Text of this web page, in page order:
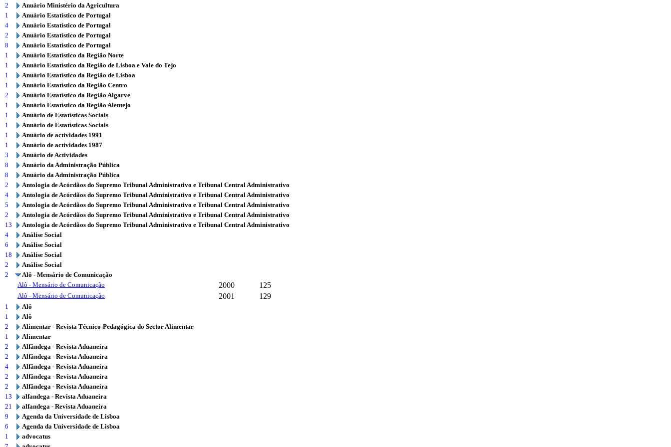
2
Anuário Ministério da Agricultura
1
Anuário Estatístico de Portugal
4
Anuário Estatístico de Portugal
2
Anuário Estatístico de Portugal
8
Anuário Estatístico de Portugal
1
Anuário Estatístico da Região Norte
1
Anuário Estatístico da Região de Lisboa e Vale do Tejo
1
Anuário Estatístico da Região de Lisboa
1
Anuário Estatístico da Região Centro
2
Anuário Estatístico da Região Algarve
1
Anuário Estatístico da Região Alentejo
1
Anuário de Estatísticas Sociais
1
Anuário de Estatísticas Sociais
1
Anuário de actividades 1991
1
Anuário de actividades 1987
3
Anuário de Actividades
8
Anuário da Administração Pública
8
Anuário da Administração Pública
2
Antologia de Acórdãos do Supremo Tribunal Administrativo e Tribunal Central Administrativo
4
Antologia de Acórdãos do Supremo Tribunal Administrativo e Tribunal Central Administrativo
5
Antologia de Acórdãos do Supremo Tribunal Administrativo e Tribunal Central Administrativo
2
Antologia de Acórdãos do Supremo Tribunal Administrativo e Tribunal Central Administrativo
13
Antologia de Acórdãos do Supremo Tribunal Administrativo e Tribunal Central Administrativo
4
Análise Social
6
Análise Social
18
Análise Social
2
Análise Social
2
Alô - Mensário de Comunicação
Alô - Mensário de Comunicação
2000 125
Alô - Mensário de Comunicação 2001 129
1
Alô
1
Alô
2
Alimentar - Revista Técnico-Pedagógica do Sector Alimentar
1
Alimentar
2
Alfândega - Revista Aduaneira
2
Alfândega - Revista Aduaneira
4
Alfândega - Revista Aduaneira
2
Alfândega - Revista Aduaneira
2
Alfândega - Revista Aduaneira
13
alfandega - Revista Aduaneira
21
alfandega - Revista Aduaneira
9
Agenda da Universidade de Lisboa
6
Agenda da Universidade de Lisboa
1
advocatus